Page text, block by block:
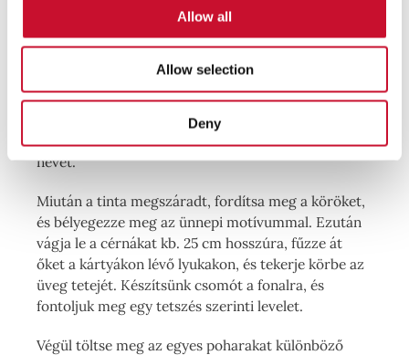
Allow all
Allow selection
Deny
sterilizálásával, forró vízbe merítve és megszárítva
azokat. A csomagolópapírból vágjunk ki kb. 5 cm
átmérőjű köröket. Minden körbe készítsünk egy
lyukat (kb. 5 mm-re a szélétől), és írjuk rá a vendég
nevét.
Miután a tinta megszáradt, fordítsa meg a köröket,
és bélyegezze meg az ünnepi motívummal. Ezután
vágja le a cérnákat kb. 25 cm hosszúra, fűzze át
őket a kártyákon lévő lyukakon, és tekerje körbe az
üveg tetejét. Készítsünk csomót a fonalra, és
fontoljuk meg egy tetszés szerinti levelet.
Végül töltse meg az egyes poharakat különböző